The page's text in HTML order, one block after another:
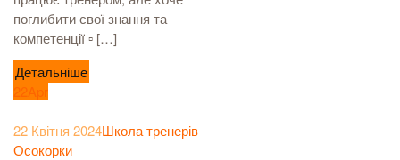
поглибити свої знання та
компетенції ▫ […]
Детальніше
22Apr
22 Квітня 2024Школа тренерів
Осокорки